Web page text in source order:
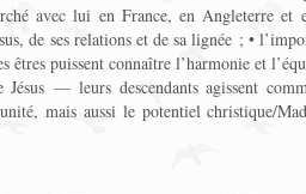
avec lui en France, en Angleterre et
de ses relations et de sa lignée ; •
puissent connaître l’harmonie et
— leurs descendants agissent
mais aussi le potentiel christique/